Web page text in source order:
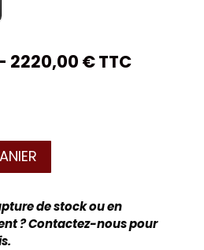
2220,00 €TTC
de stock ou en
? Contactez-nous pour